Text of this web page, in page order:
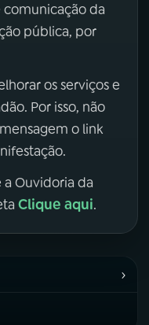
comunicação da
pública, por
os serviços e
Por isso, não
o link
a Ouvidoria da
Clique aqui.
›